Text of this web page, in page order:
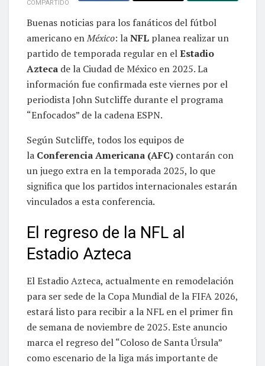
COMPARTIDO
Buenas noticias para los fanáticos del fútbol
americano enMéxico: laNFL planea realizar un
partido de temporada regular en elEstadio
Azteca de la Ciudad de México en 2025. La
información fue confirmada este viernes por el
periodista John Sutcliffe durante el programa
“Enfocados” de la cadena ESPN.
Según Sutcliffe, todos los equipos de
la Conferencia Americana (AFC) contarán con
un juego extra en la temporada 2025, lo que
significa que los partidos internacionales estarán
vinculados a esta conferencia.
El regreso de la NFL al
Estadio Azteca
El Estadio Azteca, actualmente en remodelación
para ser sede de la Copa Mundial de la FIFA 2026,
estará listo para recibir a la NFL en el primer fin
de semana de noviembre de 2025. Este anuncio
marca el regreso del “Coloso de Santa Úrsula”
como escenario de la liga más importante de